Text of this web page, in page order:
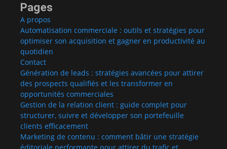
Pages
A propos
Automatisation commerciale : outils et stratégies pour
optimiser son acquisition et gagner en productivité au
quotidien
Contact
Génération de leads : stratégies avancées pour attirer
des prospects qualifiés et les transformer en
opportunités commerciales
Gestion de la relation client : guide complet pour
structurer, suivre et développer son portefeuille
clients efficacement
Marketing de contenu : comment bâtir une stratégie
éditoriale performante pour attirer du trafic et